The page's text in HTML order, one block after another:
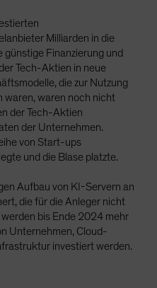
Milliarden in die
Finanzierung und
Tech-Aktien in neue
die zur Nutzung
waren noch nicht
der Tech-Aktien
der Unternehmen.
von Start-ups
und die Blase platzte.
Aufbau von KI-Servern an
die für die Anleger nicht
bis Ende 2024 mehr
Unternehmen, Cloud-
investiert werden.